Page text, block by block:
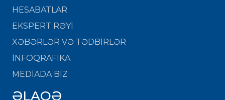
HESABATLAR
EKSPERT RƏYİ
XƏBƏRLƏR VƏ TƏDBİRLƏR
İNFOQRAFİKA
MEDİADA BİZ
ƏLAQƏ